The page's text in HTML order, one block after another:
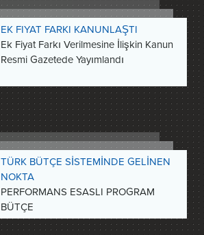
EK FIYAT FARKI KANUNLAŞTI
Ek Fiyat Farkı Verilmesine İlişkin Kanun
Resmi Gazetede Yayımlandı
TÜRK BÜTÇE SİSTEMİNDE GELİNEN
NOKTA
PERFORMANS ESASLI PROGRAM
BÜTÇE